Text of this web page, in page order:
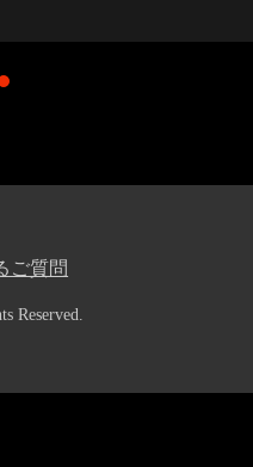
ご質問
Reserved.